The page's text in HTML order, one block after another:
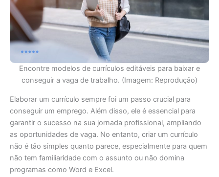
Encontre modelos de currículos editáveis para baixar e
conseguir a vaga de trabalho. (Imagem: Reprodução)
Elaborar um currículo sempre foi um passo crucial para
conseguir um emprego. Além disso, ele é essencial para
garantir o sucesso na sua jornada profissional, ampliando
as oportunidades de vaga. No entanto, criar um currículo
não é tão simples quanto parece, especialmente para quem
não tem familiaridade com o assunto ou não domina
programas como Word e Excel.